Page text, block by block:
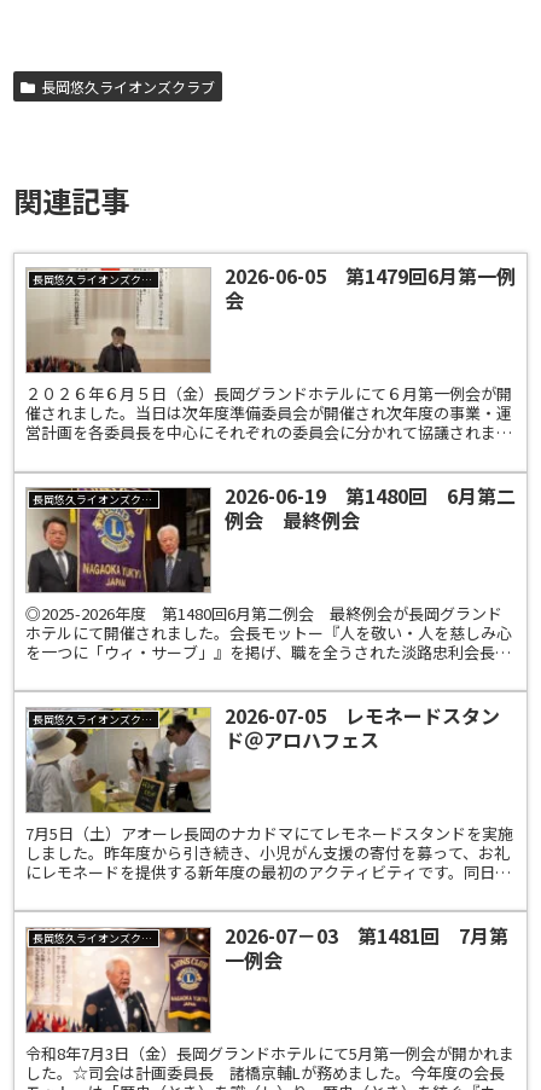
長岡悠久ライオンズクラブ
関連記事
長岡悠久ライオンズクラブ
2026-06-05 第1479回6月第一例
会
２０２６年６月５日（金）長岡グランドホテルにて６月第一例会が開
催されました。当日は次年度準備委員会が開催され次年度の事業・運
営計画を各委員長を中心にそれぞれの委員会に分かれて協議されまし
長岡悠久ライオンズクラブ
2026-06-19 第1480回 6月第二
例会 最終例会
◎2025-2026年度 第1480回6月第二例会 最終例会が長岡グランド
ホテルにて開催されました。会長モットー『人を敬い・人を慈しみ心
を一つに「ウィ・サーブ」』を掲げ、職を全うされた淡路忠利会長と
長岡悠久ライオンズクラブ
2026-07-05 レモネードスタン
ド＠アロハフェス
7月5日（土）アオーレ長岡のナカドマにてレモネードスタンドを実施
しました。昨年度から引き続き、小児がん支援の寄付を募って、お礼
にレモネードを提供する新年度の最初のアクティビティです。同日
長岡悠久ライオンズクラブ
2026-07－03 第1481回 7月第
一例会
令和8年7月3日（金）長岡グランドホテルにて5月第一例会が開かれま
した。☆司会は計画委員長 諸橋京輔Lが務めました。今年度の会長